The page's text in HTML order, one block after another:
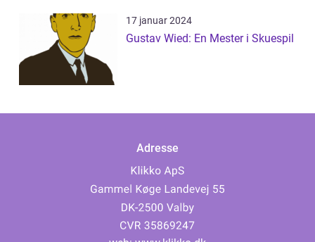
17 januar 2024
Gustav Wied: En Mester i Skuespil
Adresse